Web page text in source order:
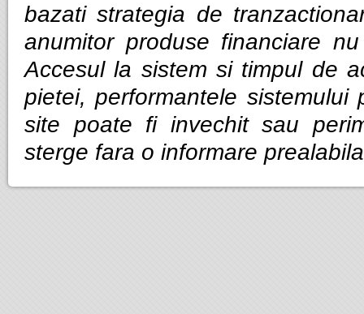
bazati strategia de
anumitor produse financiare
Accesul la sistem si timpul de
pietei, performantele
site poate fi invechit sau
sterge fara o informare